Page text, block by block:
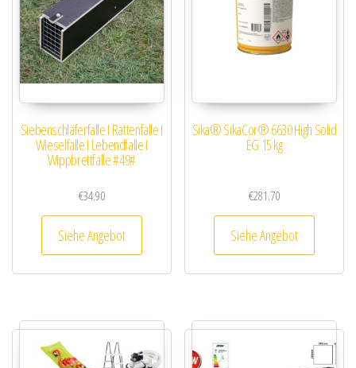
Siebenschläferfalle I Rattenfalle I
Wieselfalle I Lebendfalle I
Wippbrettfalle #49#
€34.90
Siehe Angebot
Sika® SikaCor® 6630 High Solid
EG 15 kg
€281.70
Siehe Angebot